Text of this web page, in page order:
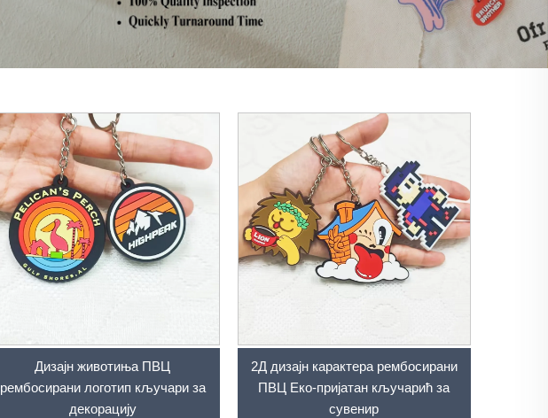
Дизајн животиња ПВЦ
рембосирани логотип кључари за
декорацију
2Д дизајн карактера рембосирани
ПВЦ Еко-пријатан кључарић за
сувенир